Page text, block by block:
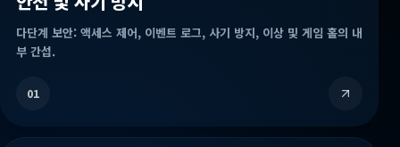
다단계 보안: 액세스 제어, 이벤트 로그, 사기 방지, 이상 및 게임 홀의 내
부 간섭.
01